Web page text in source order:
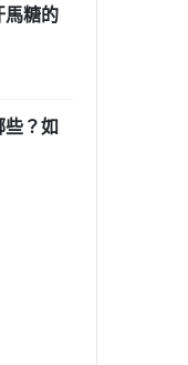
馬糖的
些？如